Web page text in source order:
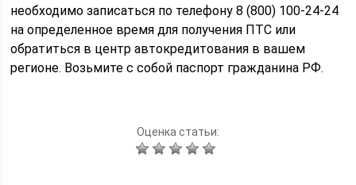
необходимо записаться по телефону 8 (800) 100-24-24
на определенное время для получения ПТС или
обратиться в центр автокредитования в вашем
регионе. Возьмите с собой паспорт гражданина РФ.
Оценка статьи: